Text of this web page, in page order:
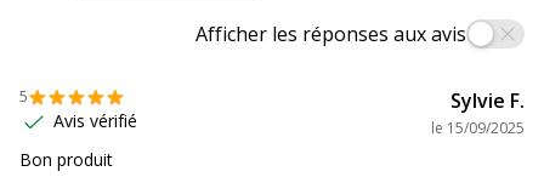
30 mm
Largeur
Données logistiques
Données logistiques
Afficher les réponses aux avis
5
Avis vérifié
Sylvie F.
le 15/09/2025
Bon produit